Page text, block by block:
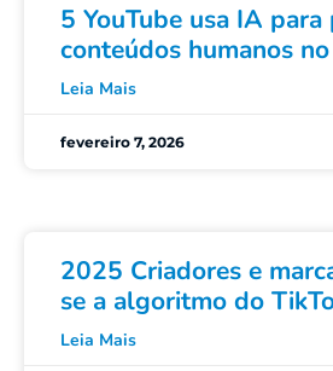
5 YouTube usa IA
conteúdos humanos
Leia Mais
fevereiro 7, 2026
2025 Criadores e
se a algoritmo do
Leia Mais